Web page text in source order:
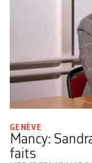
GENÈVE
Mancy:
faits